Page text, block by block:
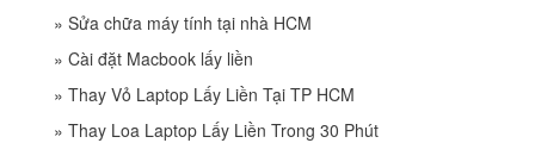
» Sửa chữa máy tính tại nhà HCM
» Cài đặt Macbook lấy liền
» Thay Vỏ Laptop Lấy Liền Tại TP HCM
» Thay Loa Laptop Lấy Liền Trong 30 Phút